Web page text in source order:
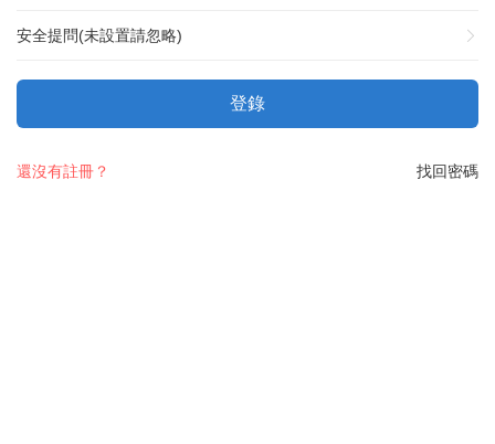
安全提問(未設置請忽略)
登錄
找回密碼
還沒有註冊？